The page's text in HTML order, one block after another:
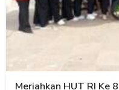
Meriahkan HUT RI Ke